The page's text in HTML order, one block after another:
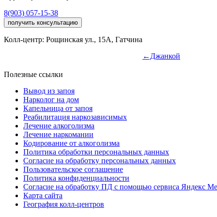
8(903) 057-15-38
получить консультацию
Колл-центр: Рощинская ул., 15А, Гатчина
←Джанкой
Полезные ссылки
Вывод из запоя
Нарколог на дом
Капельница от запоя
Реабилитация наркозависимых
Лечение алкоголизма
Лечение наркомании
Кодирование от алкоголизма
Политика обработки персональных данных
Согласие на обработку персональных данных
Пользовательское соглашение
Политика конфиденциальности
Согласие на обработку ПД с помощью сервиса Яндекс
Карта сайта
География колл-центров